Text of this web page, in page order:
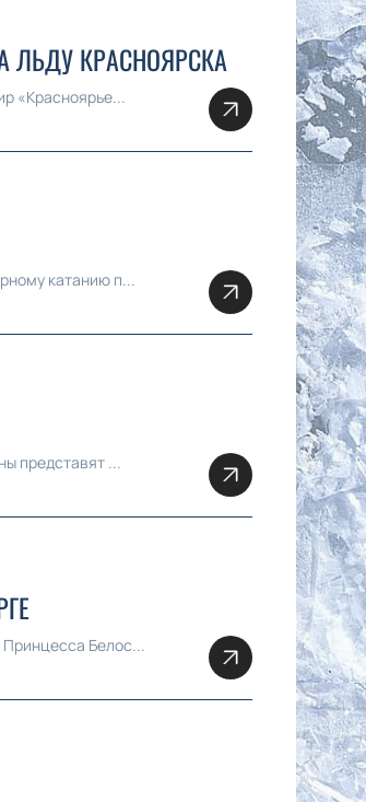
ЛЬДУ КРАСНОЯРСКА
«Красноярье...
катанию п...
представят ...
Белос...